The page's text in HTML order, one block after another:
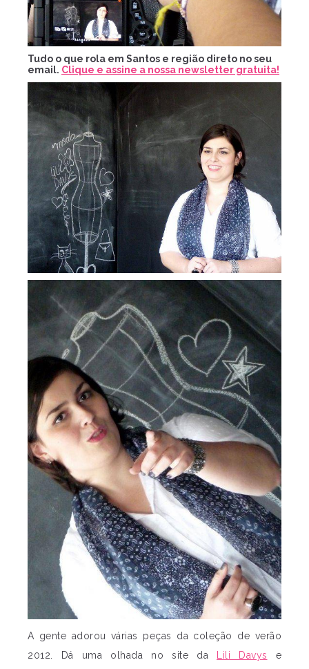
Tudo o que rola em Santos e região direto no seu
email. Clique e assine a nossa newsletter gratuita!
A gente adorou várias peças da coleção de verão
2012. Dá uma olhada no site da
Lili Davys e